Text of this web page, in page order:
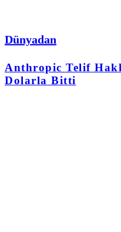
Dünyadan
Anthropic Telif
Dolarla Bitti